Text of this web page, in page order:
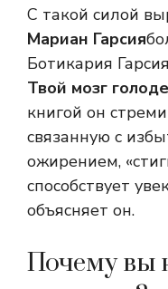
С такой силой
Мариан Гарсия
Ботикария
Твой мозг
книгой он
связанную с
ожирением,
способствует
объясняет он.
Почему вы